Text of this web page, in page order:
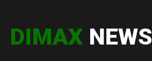
DIMAXNEWS